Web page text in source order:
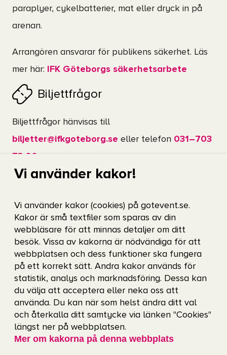
paraplyer, cykelbatterier, mat eller dryck in på
arenan.
Arrangören ansvarar för publikens säkerhet. Läs
mer här:
IFK Göteborgs säkerhetsarbete
Biljettfrågor
Biljettfrågor hänvisas till
biljetter@ifkgoteborg.se eller telefon 031–703
73 00
Ta sig till arenan
Vi uppmanar dig att cykla, gå eller åka kollektivt
till arenan. De närmsta hållplatserna är
Drottningtorget, Polhemsplatsen, Åkareplatsen,
Heden, Ullevi Norra och Ullevi Södra. Hitta den
bästa resvägen med hjälp avVästtrafiks
reseplanerare. Du kan även använda dig av
lånecykel via Styr & Ställ.
Reser du från en annan stad? Res bekvämt direkt
Vi använder kakor!
Vi använder kakor (cookies) på gotevent.se.
Kakor är små textfiler som sparas av din
webbläsare för att minnas detaljer om ditt
besök. Vissa av kakorna är nödvändiga för att
webbplatsen och dess funktioner ska fungera
på ett korrekt sätt. Andra kakor används för
statistik, analys och marknadsföring. Dessa kan
du välja att acceptera eller neka oss att
använda. Du kan när som helst ändra ditt val
och återkalla ditt samtycke via länken "Cookies"
längst ner på webbplatsen.
Mer om kakorna på denna webbplats